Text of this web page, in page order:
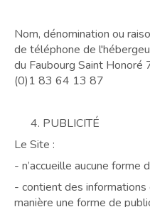
Nom, dénomination ou
de téléphone de
du Faubourg Saint
(0)1 83 64 13 87
PUBLICITÉ
Le Site :
- n’accueille aucune forme
- contient des informations
manière une forme de